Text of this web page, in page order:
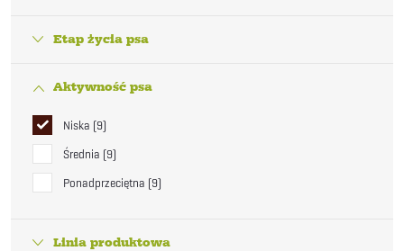
Etap życia psa
Aktywność psa
Niska 9
Średnia 9
Ponadprzeciętna 9
Linia produktowa